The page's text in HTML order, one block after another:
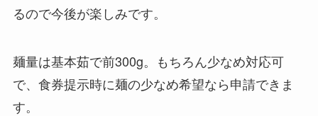
るので今後が楽しみです。
麺量は基本茹で前300g。もちろん少なめ対応可
で、食券提示時に麺の少なめ希望なら申請できま
す。